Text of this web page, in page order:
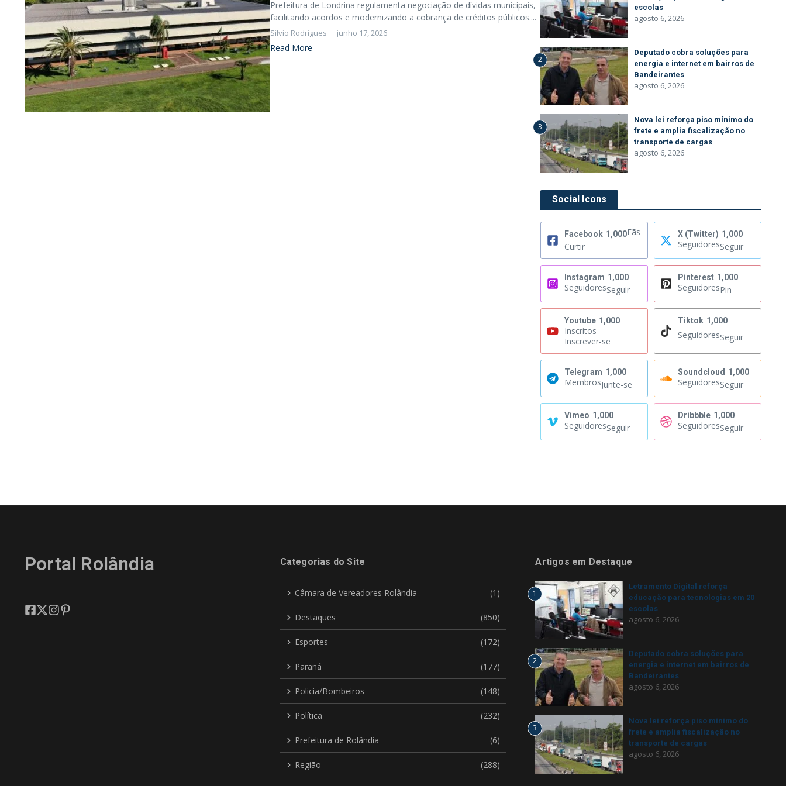
Prefeitura de Londrina regulamenta negociação de dívidas municipais,
facilitando acordos e modernizando a cobrança de créditos públicos....
Silvio Rodrigues junho 17, 2026
Read More
escolas
agosto 6, 2026
2
Deputado cobra soluções para
energia e internet em bairros de
Bandeirantes
agosto 6, 2026
3
Nova lei reforça piso mínimo do
frete e amplia fiscalização no
transporte de cargas
agosto 6, 2026
Social Icons
Facebook 1,000Fãs
Curtir
X (Twitter) 1,000
SeguidoresSeguir
Instagram 1,000
SeguidoresSeguir
Pinterest 1,000
SeguidoresPin
Youtube 1,000
Inscritos
Inscrever-se
Tiktok 1,000
SeguidoresSeguir
Telegram 1,000
MembrosJunte-se
Soundcloud 1,000
SeguidoresSeguir
Vimeo 1,000
SeguidoresSeguir
Dribbble 1,000
SeguidoresSeguir
Portal Rolândia Categorias do Site
Câmara de Vereadores Rolândia (1)
Destaques (850)
Esportes (172)
Paraná (177)
Policia/Bombeiros (148)
Política (232)
Prefeitura de Rolândia (6)
Região (288)
Artigos em Destaque
1
Letramento Digital reforça
educação para tecnologias em 20
escolas
agosto 6, 2026
2
Deputado cobra soluções para
energia e internet em bairros de
Bandeirantes
agosto 6, 2026
3
Nova lei reforça piso mínimo do
frete e amplia fiscalização no
transporte de cargas
agosto 6, 2026